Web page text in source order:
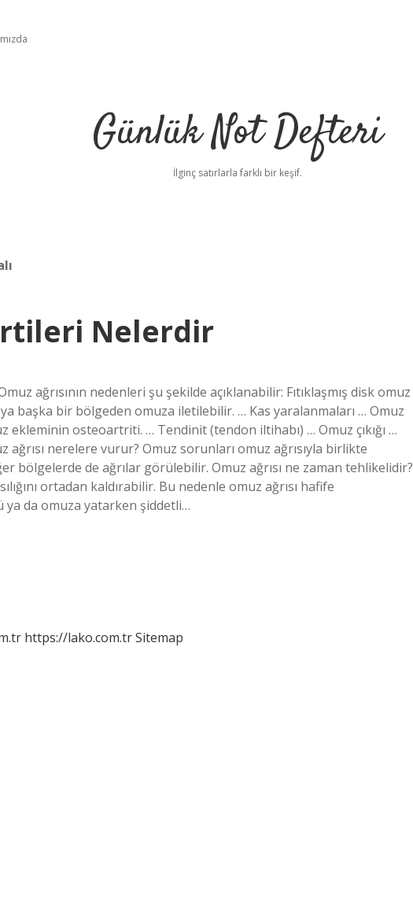
Günlük Not Defteri
İlginç satırlarla farklı bir keşif.
Nelerdir
ağrısının nedenleri şu şekilde açıklanabilir: Fıtıklaşmış disk omuz
başka bir bölgeden omuza iletilebilir. … Kas yaralanmaları … Omuz
ekleminin osteoartriti. … Tendinit (tendon iltihabı) … Omuz çıkığı …
ağrısı nerelere vurur? Omuz sorunları omuz ağrısıyla birlikte
bölgelerde de ağrılar görülebilir. Omuz ağrısı ne zaman tehlikelidir?
ortadan kaldırabilir. Bu nedenle omuz ağrısı hafife
ya da omuza yatarken şiddetli…
https://lako.com.trSitemap